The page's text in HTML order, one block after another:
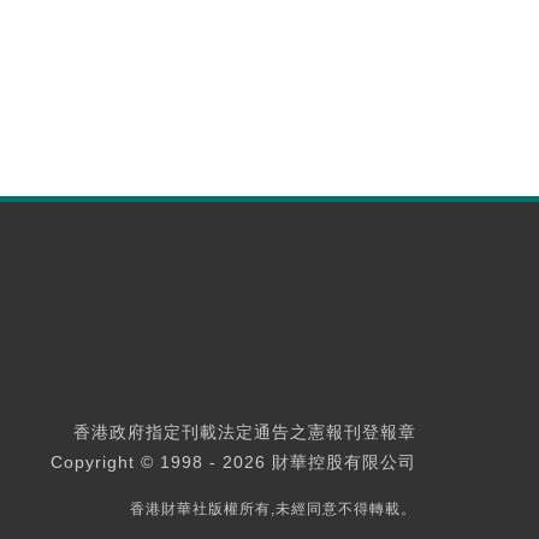
香港政府指定刊載法定通告之憲報刊登報章
Copyright © 1998 - 2026 財華控股有限公司
香港財華社版權所有,未經同意不得轉載。